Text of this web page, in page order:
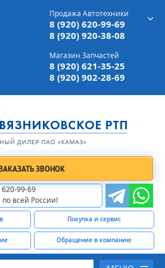
д 90
Продажа Автотехники
8 (920) 620-99-69
8 (920) 920-38-08
Магазин Запчастей
8 (920) 621-35-25
8 (920) 902-28-69
ЗВОНОК
620-99-69
всей России!
Покупка и сервис
Обращение в компанию